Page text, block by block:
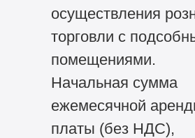
осуществления
торговли с
помещениями.
Начальная сумма
ежемесячной
платы (без НДС),